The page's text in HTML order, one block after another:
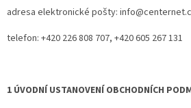
adresa elektronické pošty:
telefon: +420 226 808 707, +420 605 267 131
1 ÚVODNÍ USTANOVENÍ OBCHODNÍCH